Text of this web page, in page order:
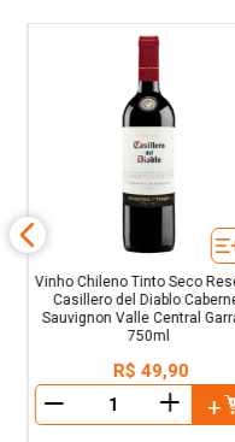
Vinho Chileno Tinto Seco
Casillero del Diablo
Sauvignon Valle Central
750ml
R$ 49,90
＋